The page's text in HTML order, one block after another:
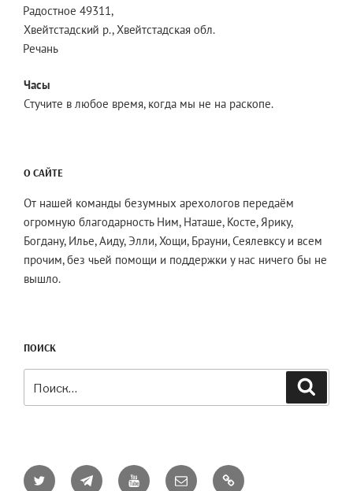
Радостное 49311,
Хвейтстадский р., Хвейтстадская обл.
Речань
Часы
Стучите в любое время, когда мы не на раскопе.
О САЙТЕ
От нашей команды безумных арехологов передаём
огромную благодарность Ним, Наташе, Косте, Ярику,
Богдану, Илье, Аиду, Элли, Хощи, Брауни, Сеялевксу и всем
прочим, без чьей помощи и поддержки у нас ничего бы не
вышло.
ПОИСК
Twitter TelegramYouTube Email AO3